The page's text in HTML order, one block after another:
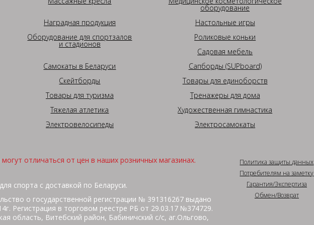
оборудование
Наградная продукция
Настольные игры
Оборудование для спортзалов
и стадионов
Роликовые коньки
Садовая мебель
Самокаты в Беларуси
Сапборды (SUPboard)
Скейтборды
Товары для единоборств
Товары для туризма
Тренажеры для дома
Тяжелая атлетика
Художественная гимнастика
Электровелосипеды
Электросамокаты
отличаться от цен в наших розничных магазинах.
спорта с доставкой по Беларуси.
о государственной регистрации № 391316267 выдано
Регистрация в торговом реестре РБ от 29.03.17 №374729.
область, Витебский район, Бабиничский с/с, аг.Ольгово,
Политика защиты данных
Потребителям на заметку
Гарантия/Экспертиза
Обмен/Возврат